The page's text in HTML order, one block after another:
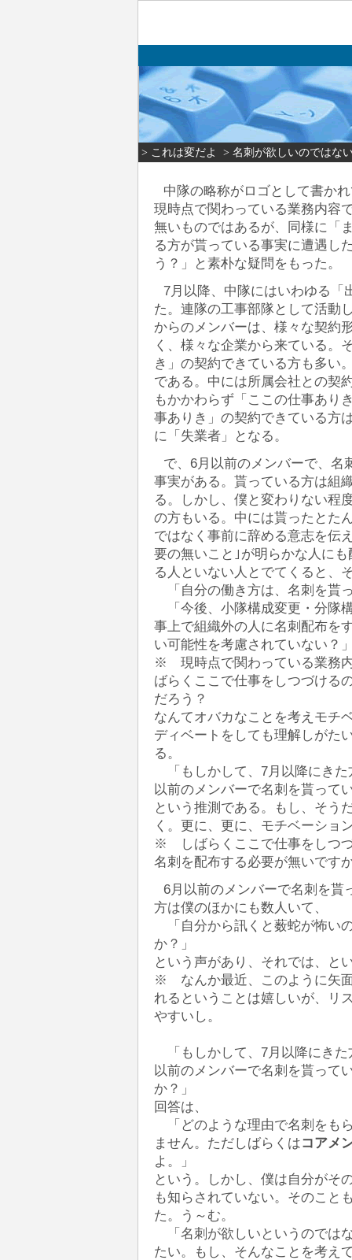
> これは変だよ > 名刺が欲しいのではな
中隊の略称がロゴとして書か
現時点で関わっている業務内容
無いものではあるが、同様に「
る方が貰っている事実に遭遇し
う？」と素朴な疑問をもった。
7月以降、中隊にはいわゆる「
た。連隊の工事部隊として活動
からのメンバーは、様々な契約
く、様々な企業から来ている。
き」の契約できている方も多い
である。中には所属会社との契
もかかわらず「ここの仕事あり
事ありき」の契約できている方
に「失業者」となる。
で、6月以前のメンバーで、名
事実がある。貰っている方は組
る。しかし、僕と変わりない程
の方もいる。中には貰ったとた
ではなく事前に辞める意志を伝
要の無いこと｣が明らかな人に
る人といない人とでてくると、
「自分の働き方は、名刺を貰
「今後、小隊構成変更・分隊
事上で組織外の人に名刺配布を
い可能性を考慮されていない？
※ 現時点で関わっている業務
ばらくここで仕事をしつづける
だろう？
なんてオバカなことを考えモチ
ディベートをしても理解しがた
る。
「もしかして、7月以降にきた
以前のメンバーで名刺を貰って
という推測である。もし、そう
く。更に、更に、モチベーショ
※ しばらくここで仕事をしつ
名刺を配布する必要が無いです
6月以前のメンバーで名刺を貰
方は僕のほかにも数人いて、
「自分から訊くと薮蛇が怖い
か？」
という声があり、それでは、と
※ なんか最近、このように矢
れるということは嬉しいが、リ
やすいし。
「もしかして、7月以降にきた
以前のメンバーで名刺を貰って
か？」
回答は、
「どのような理由で名刺をも
ません。ただしばらくはコアメ
よ。」
という。しかし、僕は自分がそ
も知らされていない。そのこと
た。う～む。
「名刺が欲しいというのでは
たい。もし、そんなことを考え